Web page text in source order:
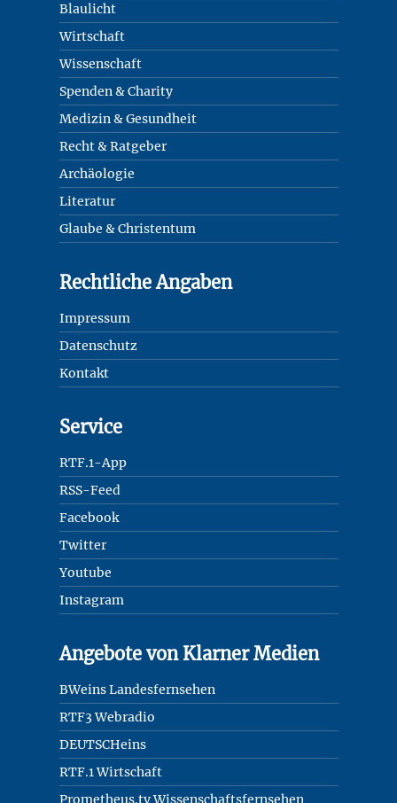
Blaulicht
Wirtschaft
Wissenschaft
Spenden & Charity
Medizin & Gesundheit
Recht & Ratgeber
Archäologie
Literatur
Glaube & Christentum
Rechtliche Angaben
Impressum
Datenschutz
Kontakt
Service
RTF.1-App
RSS-Feed
Facebook
Twitter
Youtube
Instagram
Angebote von Klarner Medien
BWeins Landesfernsehen
RTF3 Webradio
DEUTSCHeins
RTF.1 Wirtschaft
Prometheus.tv Wissenschaftsfernsehen